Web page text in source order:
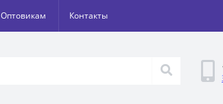
Оптовикам Контакты